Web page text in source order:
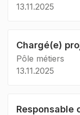
13.11.2025
Chargé(e)
Pôle métiers
13.11.2025
Responsable